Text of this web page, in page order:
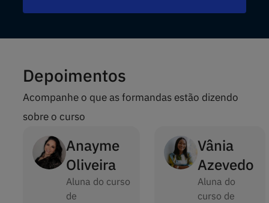
Depoimentos
Acompanhe o que as formandas estão dizendo
sobre o curso
Anayme
Oliveira
Aluna do curso
de
Vânia
Azevedo
Aluna do
curso de